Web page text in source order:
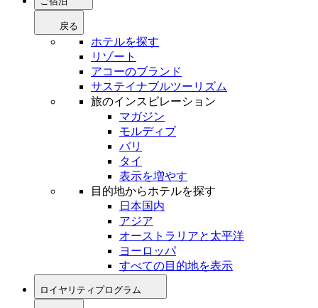
戻る
ホテルを探す
リゾート
アコーのブランド
サステイナブルツーリズム
旅のインスピレーション
マガジン
モルディブ
バリ
タイ
表示を増やす
目的地からホテルを探す
日本国内
アジア
オーストラリアと太平洋
ヨーロッパ
すべての目的地を表示
ロイヤリティプログラム